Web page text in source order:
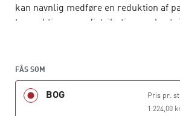
kan navnlig medføre en reduktion af
transaktions- og
Dansk ret indeholder ikke nogen
omkring vertikale aftaler. Med en
aftalefrihed i dansk ret betyder det, at
FÅS SOM
BOG Pris pr.
1.224,00